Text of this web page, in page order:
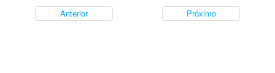
Anterior Próximo